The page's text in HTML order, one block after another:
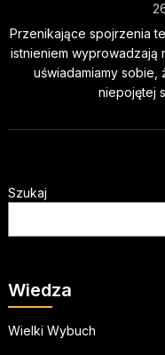
Przenikające spojrzenia
istnieniem
uświadamiamy sobie,
niepojętej
Szukaj
Wiedza
Wielki Wybuch